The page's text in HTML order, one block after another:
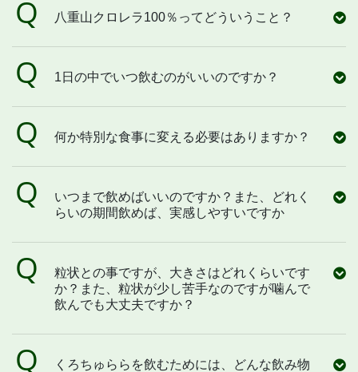
八重山クロレラ100％ってどういうこと？
1日の中でいつ飲むのがいいのですか？
何か特別な食事に変える必要はありますか？
いつまで飲めばいいのですか？また、どれく
らいの期間飲めば、実感しやすいですか
粒状との事ですが、大きさはどれくらいです
か？また、粒状が少し苦手なのですが噛んで
飲んでも大丈夫ですか？
くろちゅららを飲むためには、どんな飲み物